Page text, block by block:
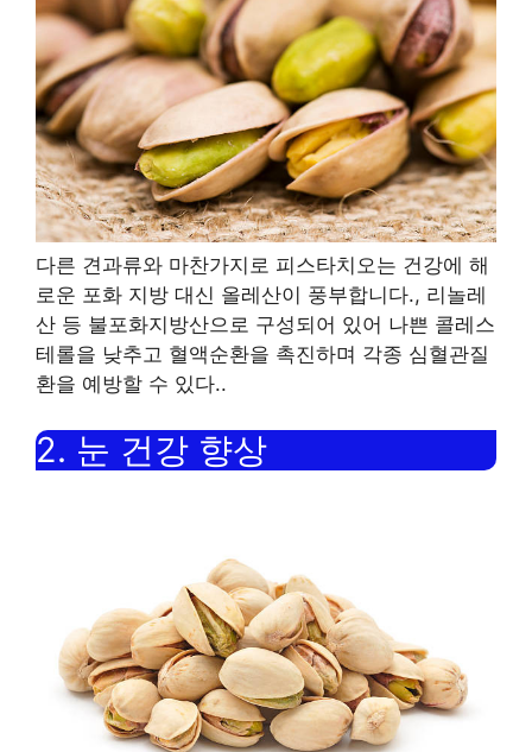
다른 견과류와 마찬가지로 피스타치오는 건강에 해
로운 포화 지방 대신 올레산이 풍부합니다., 리놀레
산 등 불포화지방산으로 구성되어 있어 나쁜 콜레스
테롤을 낮추고 혈액순환을 촉진하며 각종 심혈관질
환을 예방할 수 있다..
2. 눈 건강 향상